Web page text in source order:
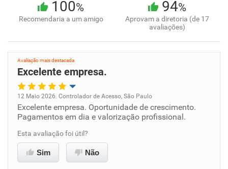
100%
Recomendaria a um amigo
94%
Aprovam a diretoria (de 17
avaliações)
Avaliação mais destacada
Excelente empresa.
Oportunidade de promoção
Ambiente de trabalho
Conciliação com a vida familiar
12 Maio 2026. Controlador de Acesso, São Paulo
Excelente empresa. Oportunidade de crescimento.
Pagamentos em dia e valorização profissional.
Esta avaliação foi útil?
Sim Não